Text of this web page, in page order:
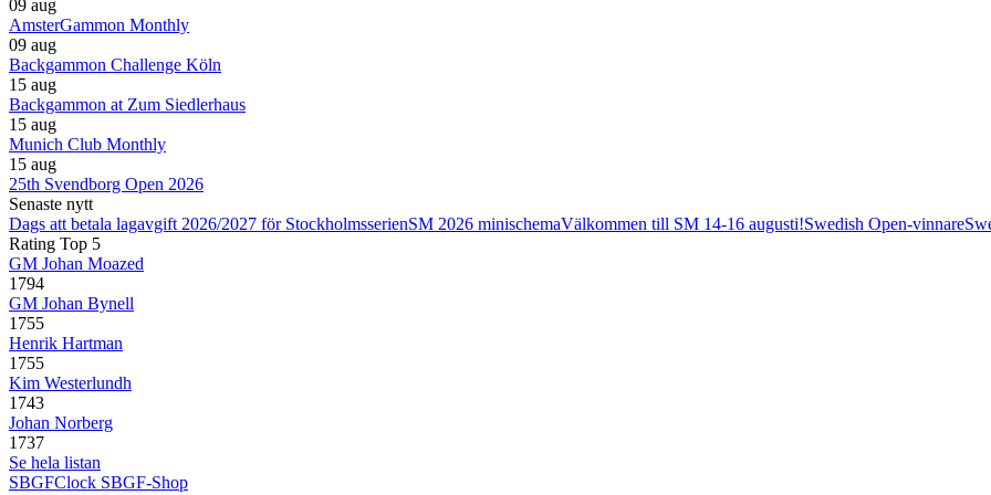
09 aug
AmsterGammon Monthly
09 aug
Backgammon Challenge Köln
15 aug
Backgammon at Zum Siedlerhaus
15 aug
Munich Club Monthly
15 aug
25th Svendborg Open 2026
Senaste nytt
Dags att betala lagavgift 2026/2027 för StockholmsserienSM 2026 minischemaVälkommen till SM 14-16 augusti!Swedish Open-vinnare
Rating Top 5
GM Johan Moazed
1794
GM Johan Bynell
1755
Henrik Hartman
1755
Kim Westerlundh
1743
Johan Norberg
1737
Se hela listan
SBGFClock SBGF-Shop